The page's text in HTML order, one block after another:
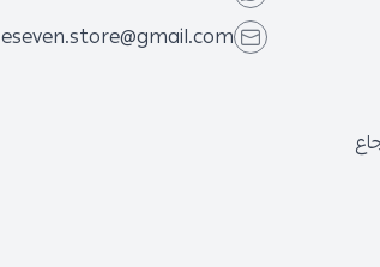
eseven.store@gmail.com